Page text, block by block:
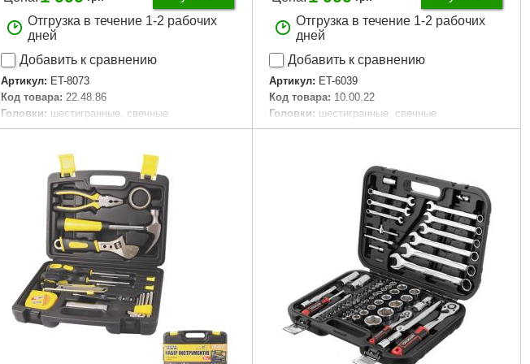
Отгрузка в течение 1-2 рабочих
дней
Добавить к сравнению
Артикул: ET-8073
Код товара: 22.48.86
Головки: шестигранные, свечные
Трещоточная рукоятка: 1/2", 1/4", 72 зуба
Габаритные размеры:
380*290*80 мм
Материал изготовления: Cr-V сталь
Размер головок: 4-27 мм
Количество единиц в наборе: 73 ед.
Материал кейса: ударопрочный пластик
Габариты упаковки: 370x290x70 мм
Вес брутто: 5,000 г
Подробнее...
Отгрузка в течение 1-2 рабочих
дней
Добавить к сравнению
Артикул: ET-6039
Код товара: 10.00.22
Головки: шестигранные, свечные
Трещоточная рукоятка: 3/8" 72 зуба
Габаритные размеры: 295*210*70 мм
Материал изготовления: Cr-V сталь
8-22 мм
Количество единиц в наборе: 39 ед.
пластик
Габариты упаковки: 300x210x70 мм
2,700 г
Подробнее...